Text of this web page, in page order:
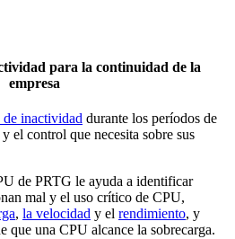
para la continuidad de la
empresa
de inactividad durante los períodos de
el control que necesita sobre sus
de PRTG le ayuda a identificar
mal y el uso crítico de CPU,
, la velocidad y el rendimiento, y
que una CPU alcance la sobrecarga.